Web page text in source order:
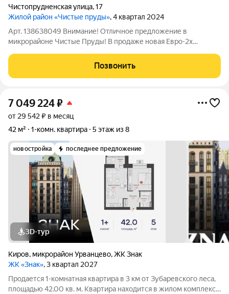
Чистопрудненская улица,17
Жилой район «Чистые пруды», 4 квартал 2024
Арт. 138638049 Внимание! Отличное предложение в
микрорайоне Чистые Пруды! В продаже новая Евро-2х
млн рулей, Вы можете купить эту квартиру в ипотеку со
ставкой на недостающую сумму 11,9%!
Позвонить
7 049 224₽
от 29 542 ₽ в месяц
42 м²
1-комн. квартира 5 этаж из 8
новостройка последнее предложение
3D-тур
Киров, микрорайон Урванцево,ЖК Знак
ЖК «Знак», 3 квартал 2027
Продается 1-комнатная квартира в 3 км от Зубаревского леса,
площадью 42.00 кв. м. Квартира находится в жилом комплексе